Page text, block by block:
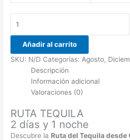
Añadir al carrito
SKU: N/D Categorías:Agosto,
Descripción
Información adicional
Valoraciones (0)
RUTA TEQUILA
2 días y 1 noche
Descubre la Ruta del Tequila desde